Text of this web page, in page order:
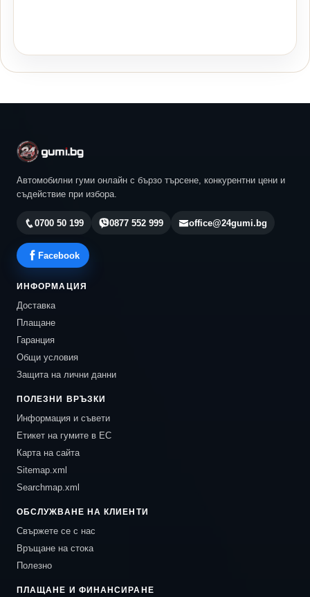
Автомобилни гуми онлайн с бързо търсене, конкурентни цени и
съдействие при избора.
0700 50 199 0877 552 999 office@24gumi.bg
Facebook
ИНФОРМАЦИЯ
Доставка
Плащане
Гаранция
Общи условия
Защита на лични данни
ПОЛЕЗНИ ВРЪЗКИ
Информация и съвети
Етикет на гумите в ЕС
Карта на сайта
Sitemap.xml
Searchmap.xml
ОБСЛУЖВАНЕ НА КЛИЕНТИ
Свържете се с нас
Връщане на стока
Полезно
ПЛАЩАНЕ И ФИНАНСИРАНЕ